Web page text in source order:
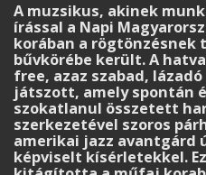
A muzsikus, akinek
írással a Napi
korában a rögtönzésnek
bűvkörébe került. A
free, azaz szabad,
játszott, amely spontán
szokatlanul összetett
szerkezetével szoros
amerikai jazz avantgárd
képviselt kísérletekkel.